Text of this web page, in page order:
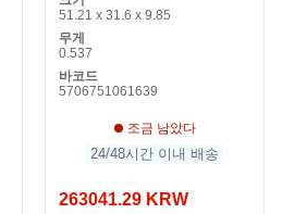
51.21 x 31.6 x 9.85
무게
0.537
바코드
5706751061639
조금 남았다
24/48시간 이내 배송
263041.29 KRW